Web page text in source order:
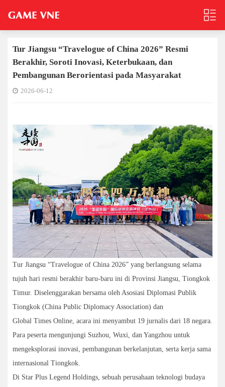
Tur Jiangsu “Travelogue of China 2026” Resmi
Berakhir, Soroti Inovasi, Keterbukaan, dan
Pembangunan Berorientasi pada Masyarakat
2026-06-12
Tur Jiangsu “Travelogue of China 2026” yang berlangsung selama
tujuh hari resmi berakhir baru-baru ini di Provinsi Jiangsu, Tiongkok
Timur. Diselenggarakan bersama oleh Asosiasi Diplomasi Publik
Tiongkok (China Public Diplomacy Association) dan
Global Times Online, acara ini menyambut 19 jurnalis dari 18 negara.
Para peserta mengunjungi Suzhou, Wuxi, dan Yangzhou untuk
mengeksplorasi inovasi, pembangunan berkelanjutan, serta kerja sama
internasional Tiongkok.
Di Star Plus Legend Holdings, sebuah perusahaan teknologi budaya